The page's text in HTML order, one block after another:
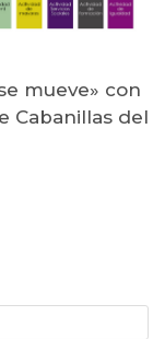
mueve» con
Cabanillas del